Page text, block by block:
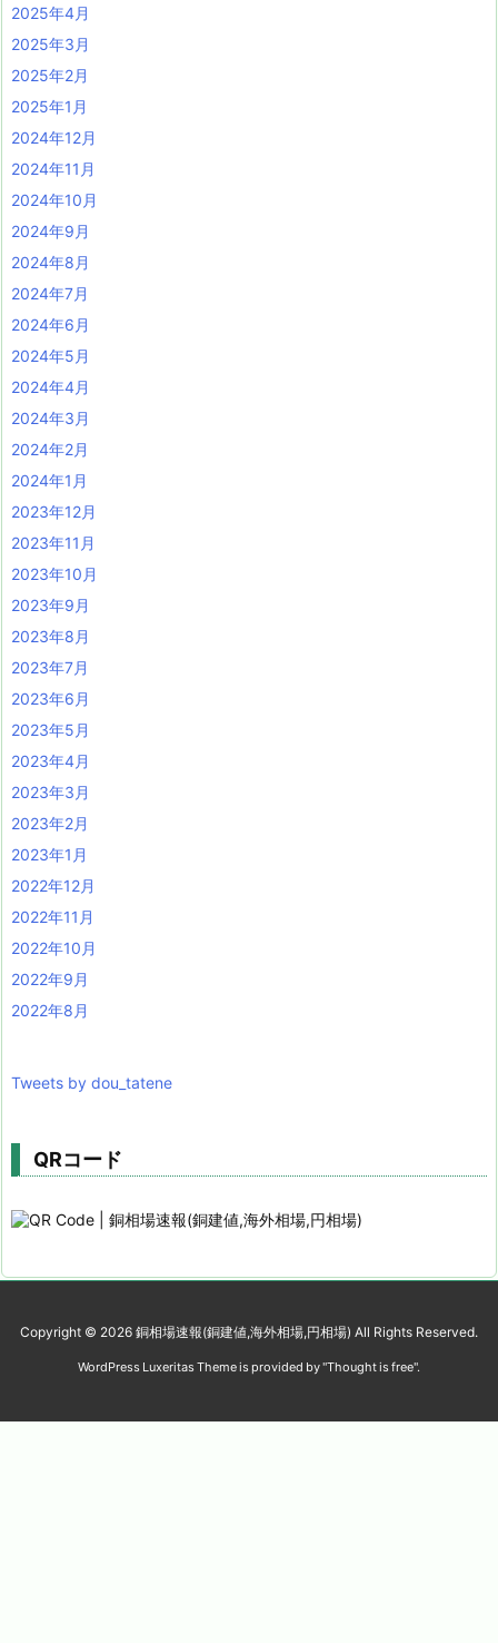
2025年4月
2025年3月
2025年2月
2025年1月
2024年12月
2024年11月
2024年10月
2024年9月
2024年8月
2024年7月
2024年6月
2024年5月
2024年4月
2024年3月
2024年2月
2024年1月
2023年12月
2023年11月
2023年10月
2023年9月
2023年8月
2023年7月
2023年6月
2023年5月
2023年4月
2023年3月
2023年2月
2023年1月
2022年12月
2022年11月
2022年10月
2022年9月
2022年8月
Tweets by dou_tatene
QRコード
Copyright © 2026 銅相場速報(銅建値,海外相場,円相場) All Rights Reserved.
WordPress Luxeritas Theme is provided by "Thought is free".